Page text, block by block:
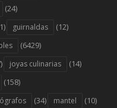
(24)
guirnaldas (12)
(6429)
joyas culinarias (14)
(158)
(34) mantel (10)